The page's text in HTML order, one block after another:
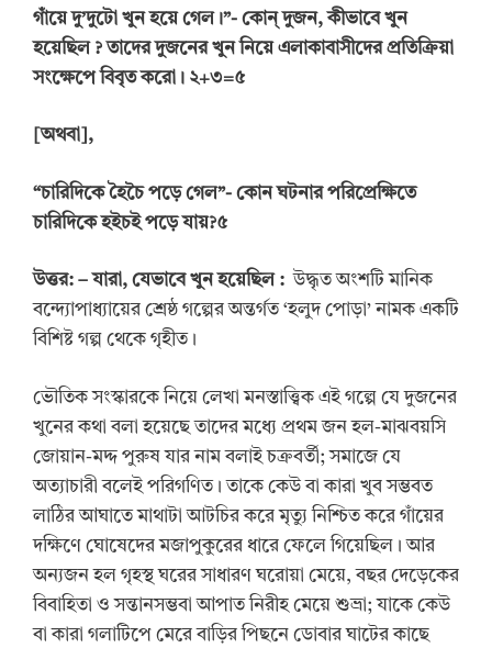
গাঁয়ে দু’দুটো খুন হয়ে গেল।”- কোন্ দুজন, কীভাবে খুন
হয়েছিল ? তাদের দুজনের খুন নিয়ে এলাকাবাসীদের প্রতিক্রিয়া
সংক্ষেপে বিবৃত করো। ২+৩=৫
[অথবা],
“চারিদিকে হৈচৈ পড়ে গেল”- কোন ঘটনার পরিপ্রেক্ষিতে
চারিদিকে হইচই পড়ে যায়?৫
উত্তর: – যারা, যেভাবে খুন হয়েছিল : উদ্ধৃত অংশটি মানিক
বন্দ্যোপাধ্যায়ের শ্রেষ্ঠ গল্পের অন্তর্গত ‘হলুদ পোড়া’ নামক একটি
বিশিষ্ট গল্প থেকে গৃহীত।
ভৌতিক সংস্কারকে নিয়ে লেখা মনস্তাত্ত্বিক এই গল্পে যে দুজনের
খুনের কথা বলা হয়েছে তাদের মধ্যে প্রথম জন হল-মাঝবয়সি
জোয়ান-মদ্দ পুরুষ যার নাম বলাই চক্রবর্তী; সমাজে যে
অত্যাচারী বলেই পরিগণিত। তাকে কেউ বা কারা খুব সম্ভবত
লাঠির আঘাতে মাথাটা আটচির করে মৃত্যু নিশ্চিত করে গাঁয়ের
দক্ষিণে ঘোষেদের মজাপুকুরের ধারে ফেলে গিয়েছিল। আর
অন্যজন হল গৃহস্থ ঘরের সাধারণ ঘরোয়া মেয়ে, বছর দেড়েকের
বিবাহিতা ও সন্তানসম্ভবা আপাত নিরীহ মেয়ে শুভ্রা; যাকে কেউ
বা কারা গলাটিপে মেরে বাড়ির পিছনে ডোবার ঘাটের কাছে